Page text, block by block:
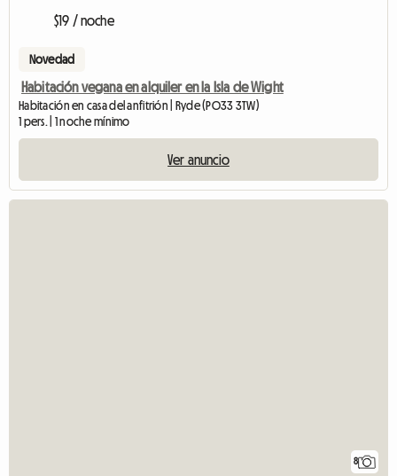
$19 / noche
Novedad
Habitación vegana en alquiler en la Isla de Wight
Habitación en casa del anfitrión | Ryde (PO33 3TW)
1 pers. | 1 noche mínimo
Ver anuncio
8